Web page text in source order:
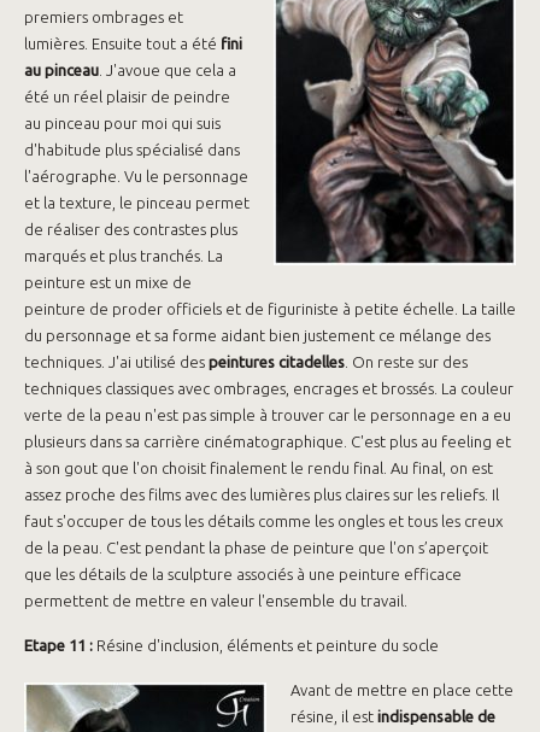
premiers ombrages et
lumières. Ensuite tout a été fini
au pinceau . J'avoue que cela a
été un réel plaisir de peindre
au pinceau pour moi qui suis
d'habitude plus spécialisé dans
l'aérographe. Vu le personnage
et la texture, le pinceau permet
de réaliser des contrastes plus
marqués et plus tranchés. La
peinture est un mixe de
peinture de proder officiels et de figuriniste à petite échelle. La taille
du personnage et sa forme aidant bien justement ce mélange des
techniques. J'ai utilisé des peintures citadelles . On reste sur des
techniques classiques avec ombrages, encrages et brossés. La couleur
verte de la peau n'est pas simple à trouver car le personnage en a eu
plusieurs dans sa carrière cinématographique. C'est plus au feeling et
à son gout que l'on choisit finalement le rendu final. Au final, on est
assez proche des films avec des lumières plus claires sur les reliefs. Il
faut s'occuper de tous les détails comme les ongles et tous les creux
de la peau. C'est pendant la phase de peinture que l'on s’aperçoit
que les détails de la sculpture associés à une peinture efficace
permettent de mettre en valeur l'ensemble du travail.
Etape 11 : Résine d'inclusion, éléments et peinture du socle
Avant de mettre en place cette
résine, il est indispensable de